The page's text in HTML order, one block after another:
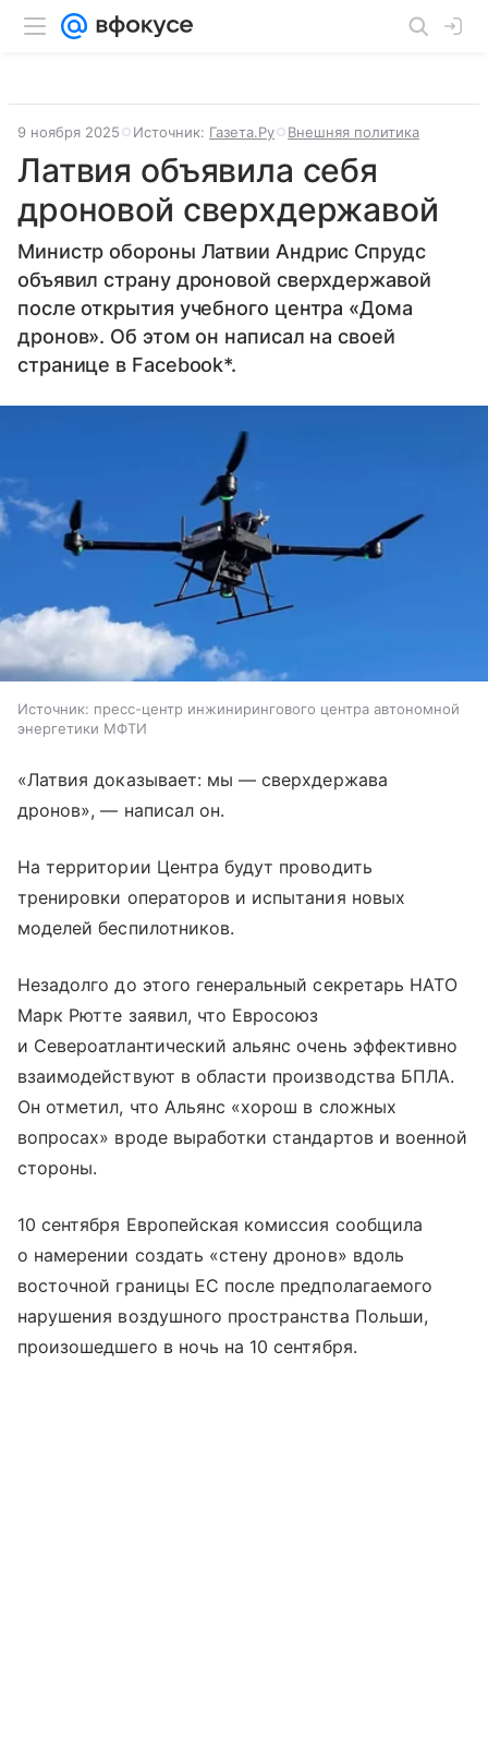
9 ноября 2025 Источник: Газета.Ру Внешняя политика
Латвия объявила себя
дроновой сверхдержавой
Министр обороны Латвии Андрис Спрудс
объявил страну дроновой сверхдержавой
после открытия учебного центра «Дома
дронов». Об этом он написал на своей
странице в Facebook*.
Источник: пресс-центр инжинирингового центра автономной
энергетики МФТИ
«Латвия доказывает: мы — сверхдержава
дронов», — написал он.
На территории Центра будут проводить
тренировки операторов и испытания новых
моделей беспилотников.
Незадолго до этого генеральный секретарь НАТО
Марк Рютте заявил, что Евросоюз
и Североатлантический альянс очень эффективно
взаимодействуют в области производства БПЛА.
Он отметил, что Альянс «хорош в сложных
вопросах» вроде выработки стандартов и военной
стороны.
10 сентября Европейская комиссия сообщила
о намерении создать «стену дронов» вдоль
восточной границы ЕС после предполагаемого
нарушения воздушного пространства Польши,
произошедшего в ночь на 10 сентября.